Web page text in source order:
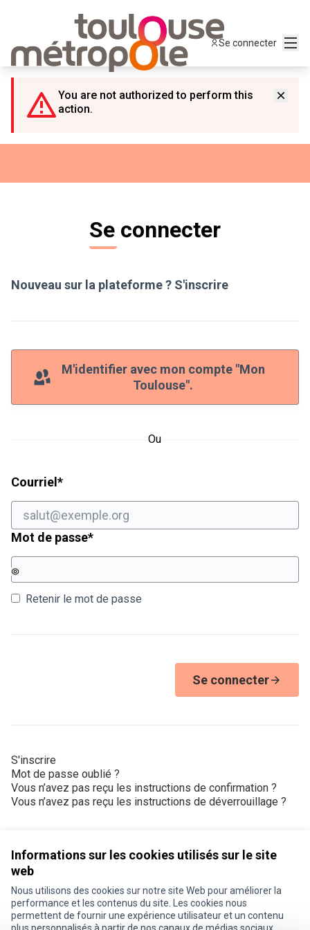
Informations sur les cookies utilisés sur le site
web
Nous utilisons des cookies sur notre site Web pour améliorer la
performance et les contenus du site. Les cookies nous
permettent de fournir une expérience utilisateur et un contenu
Se connecter
You are not authorized to perform this
action.
Se connecter
Nouveau sur la plateforme ? S'inscrire
M'identifier avec mon compte "Mon
Toulouse".
Ou
Courriel *Champ obligatoire
Mot de passe*Champ obligatoire
Retenir le mot de passe
Se connecter
S'inscrire
Mot de passe oublié ?
Vous n’avez pas reçu les instructions de confirmation ?
Vous n’avez pas reçu les instructions de déverrouillage ?
Conditions d'utilisation
Paramètres des cookies
Je participe ! sur X
Je participe ! sur Facebook
Je participe ! sur Instagram